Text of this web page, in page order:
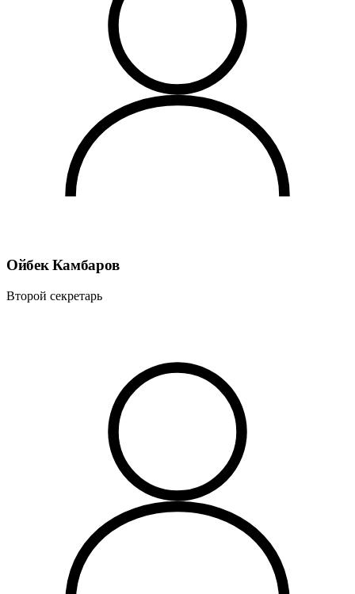
Ойбек Камбаров
Второй секретарь